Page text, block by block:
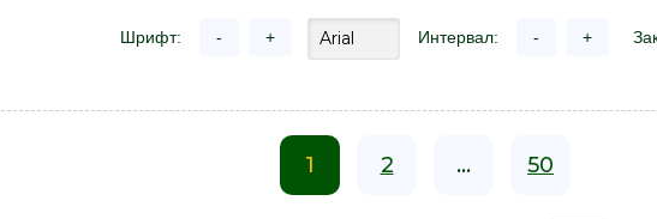
Шрифт: - + Интервал: - +
1 2 ... 50